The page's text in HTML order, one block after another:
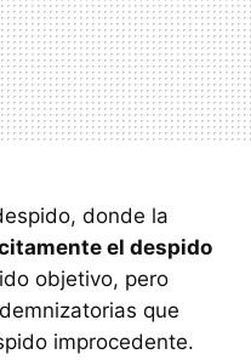
donde la
el despido
objetivo, pero
que
improcedente.